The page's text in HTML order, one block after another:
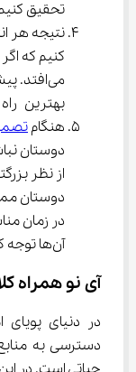
تحقیق کنیم
نتیجه هر
کنیم که
بهترین
هنگام
دوستان
از نظر
دوستان
آن‌ها توجه کنیم.
آی نو همراه
در دنیای